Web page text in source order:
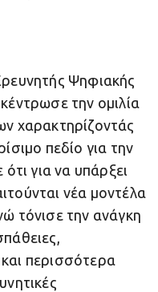
Ψηφιακής
την ομιλία
χαρακτηρίζοντάς
πεδίο για την
για να υπάρξει
νέα μοντέλα
τόνισε την ανάγκη
περισσότερα